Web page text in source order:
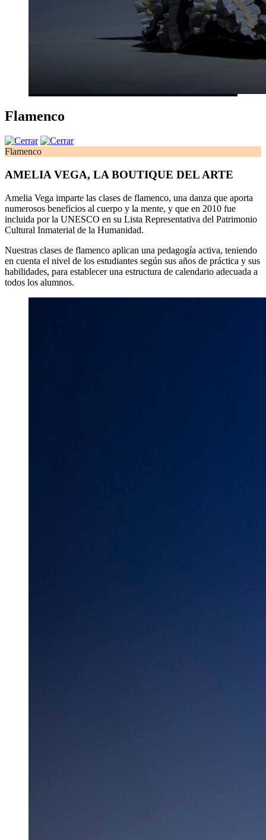
Flamenco
Flamenco
AMELIA VEGA, LA BOUTIQUE DEL ARTE
Amelia Vega imparte las clases de flamenco, una danza que aporta
numerosos beneficios al cuerpo y la mente, y que en 2010 fue
incluida por la UNESCO en su Lista Representativa del Patrimonio
Cultural Inmaterial de la Humanidad.
Nuestras clases de flamenco aplican una pedagogía activa, teniendo
en cuenta el nivel de los estudiantes según sus años de práctica y sus
habilidades, para establecer una estructura de calendario adecuada a
todos los alumnos.